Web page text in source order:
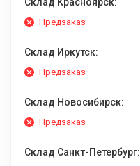
Предзаказ
Склад Иркутск:
Предзаказ
Склад Новосибирск:
Предзаказ
Склад Санкт-Петербург: